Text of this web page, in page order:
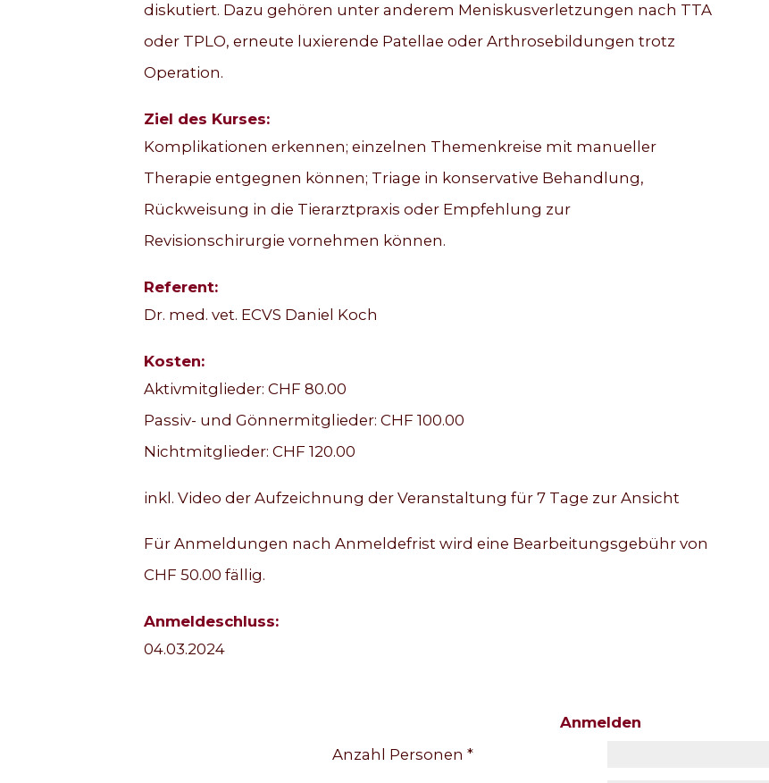
diskutiert. Dazu gehören unter anderem Meniskusverletzungen nach TTA
oder TPLO, erneute luxierende Patellae oder Arthrosebildungen trotz
Operation.
Ziel des Kurses:
Komplikationen erkennen; einzelnen Themenkreise mit manueller
Therapie entgegnen können; Triage in konservative Behandlung,
Rückweisung in die Tierarztpraxis oder Empfehlung zur
Revisionschirurgie vornehmen können.
Referent:
Dr. med. vet. ECVS Daniel Koch
Kosten:
Aktivmitglieder: CHF 80.00
Passiv- und Gönnermitglieder: CHF 100.00
Nichtmitglieder: CHF 120.00
inkl. Video der Aufzeichnung der Veranstaltung für 7 Tage zur Ansicht
Für Anmeldungen nach Anmeldefrist wird eine Bearbeitungsgebühr von
CHF 50.00 fällig.
Anmeldeschluss:
04.03.2024
Anmelden
Anzahl Personen *